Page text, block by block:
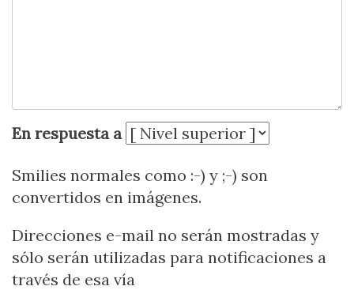
En respuesta a
Smilies normales como :-) y ;-) son
convertidos en imágenes.
Direcciones e-mail no serán mostradas y
sólo serán utilizadas para notificaciones a
través de esa vía